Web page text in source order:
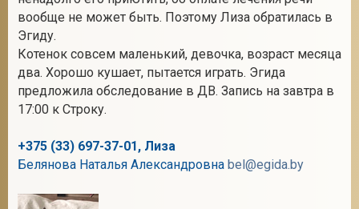
вообще не может быть. Поэтому Лиза обратилась в
Эгиду.
Котенок совсем маленький, девочка, возраст месяца
два. Хорошо кушает, пытается играть. Эгида
предложила обследование в ДВ. Запись на завтра в
17:00 к Строку.
+375 (33) 697-37-01, Лиза
Белянова Наталья Александровна bel@egida.by